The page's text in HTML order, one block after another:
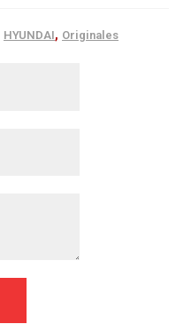
HYUNDAI, Originales